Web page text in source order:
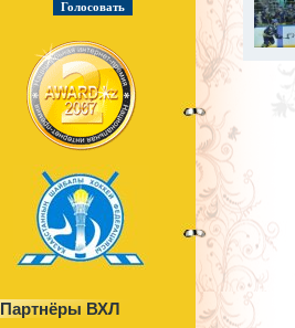
Партнёры ВХЛ